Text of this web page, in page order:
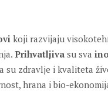
koji razvijaju
Prihvatljiva su sva
su zdravlje i kvaliteta
hrana i bio-